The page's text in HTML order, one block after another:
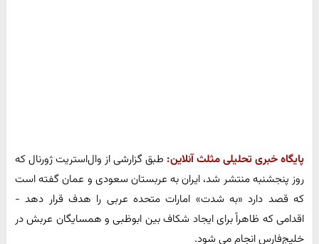
پایگاه خبری تحلیلی مثلث آنلاین: طبق گزارشی از وال‌استریت ژورنال که
روز پنجشنبه منتشر شد، ایران به عربستان سعودی و عمان گفته است
که قصد دارد «به شدت» امارات متحده عربی را هدف قرار دهد -
اقدامی که ظاهراً برای ایجاد شکاف بین ابوظبی و همسایگان عربش در
خلیج‌فارس انجام می‌ شود.